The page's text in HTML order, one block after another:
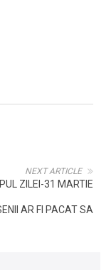
NEXT ARTICLE
ZILEI-31 MARTIE
AR FI PACAT SA